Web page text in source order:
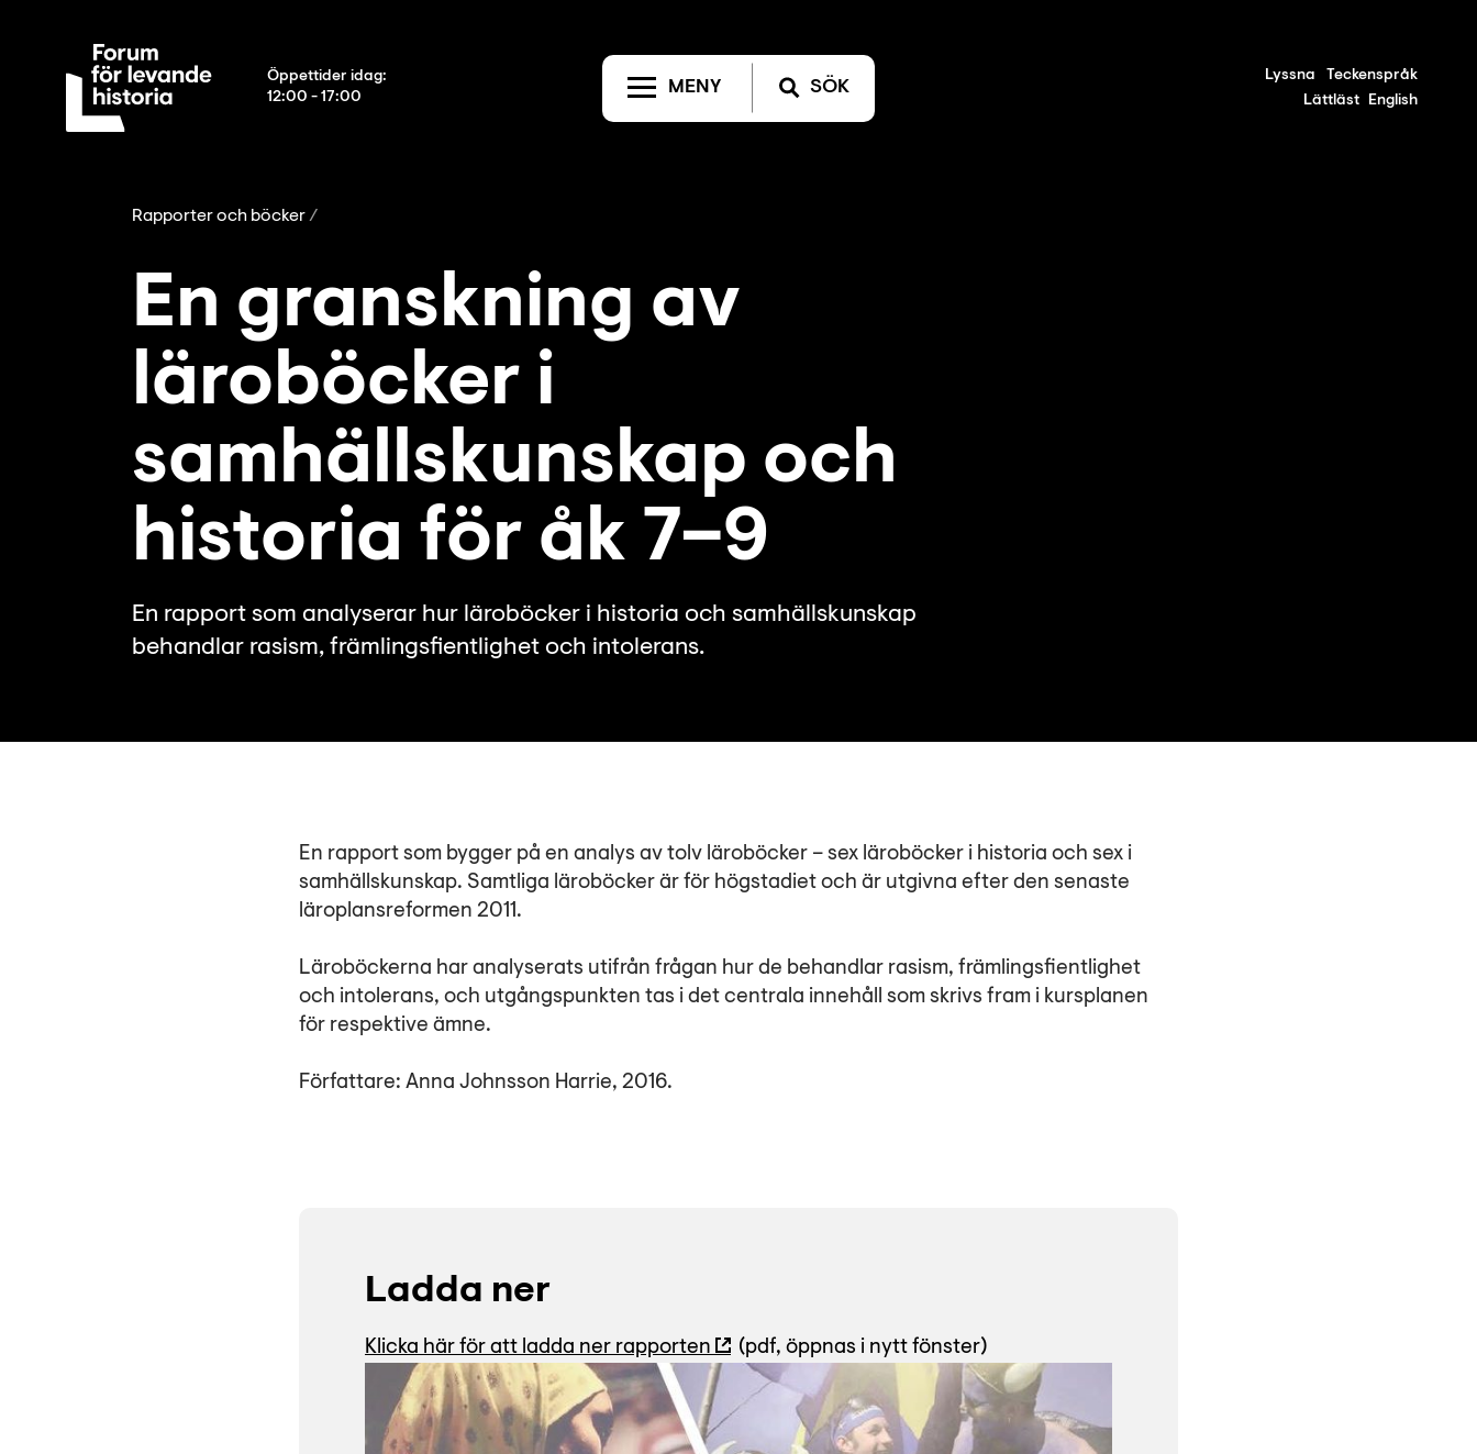
Öppettider idag:
12:00 - 17:00
MENY SÖK
Lyssna
Teckenspråk
Lättläst
English
Rapporter och böcker
En granskning av
läroböcker i
samhällskunskap och
historia för åk 7–9
En rapport som analyserar hur läroböcker i historia och samhällskunskap
behandlar rasism, främlingsfientlighet och intolerans.
En rapport som bygger på en analys av tolv läroböcker – sex läroböcker i historia och sex i
samhällskunskap. Samtliga läroböcker är för högstadiet och är utgivna efter den senaste
läroplansreformen 2011.
Läroböckerna har analyserats utifrån frågan hur de behandlar rasism, främlingsfientlighet
och intolerans, och utgångspunkten tas i det centrala innehåll som skrivs fram i kursplanen
för respektive ämne.
Författare: Anna Johnsson Harrie, 2016.
Ladda ner
Klicka här för att ladda ner rapporten (pdf, öppnas i nytt fönster)